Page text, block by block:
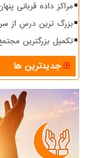
مراکز داده قربانی
بزرگ ترین درس از
تکمیل بزرگترین
جدیدترین ها